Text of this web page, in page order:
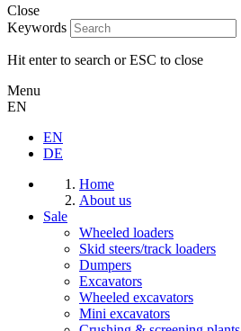
Close
Keywords
Hit enter to search or ESC to close
Menu
EN
EN
DE
Home
About us
Sale
Wheeled loaders
Skid steers/track loaders
Dumpers
Excavators
Wheeled excavators
Mini excavators